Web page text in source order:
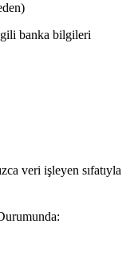
banka bilgileri
veri işleyen sıfatıyla